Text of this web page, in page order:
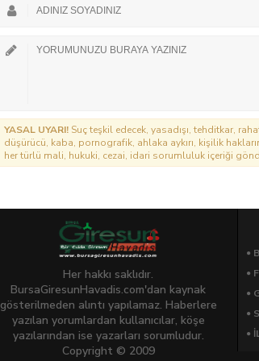
YASAL UYARI! Suç teşkil edecek, yasadışı, tehditkar,
düşürücü, kaba, pornografik, ahlaka aykırı, kişilik
her türlü mali, hukuki, cezai, idari sorumluluk içeriği
Her hakkı saklıdır.
BursaGiresunHavadis.com'dan kaynak
gösterilmeden alıntı yapılamaz. Haberlere
yazılan yorumlardan kullanıcılar, köşe
yazılarından ise yazarları sorumludur.
Copyright © 2009